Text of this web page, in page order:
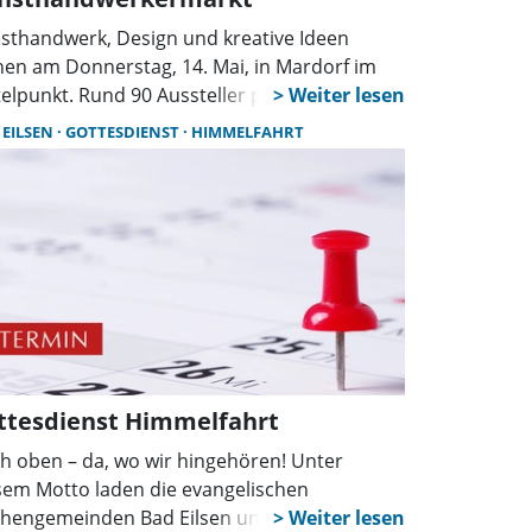
Design und kreative Ideen
am Donnerstag, 14. Mai, in Mardorf im
Rund 90 Aussteller präsentieren von
17 Uhr auf dem Aloys-Bunge-Platz ihre
Auch eine Andacht unter freiem
GOTTESDIENST HIMMELFAHRT
Himmelfahrt
oben – da, wo wir hingehören! Unter
Motto laden die evangelischen
Bad Eilsen und Steinbergen